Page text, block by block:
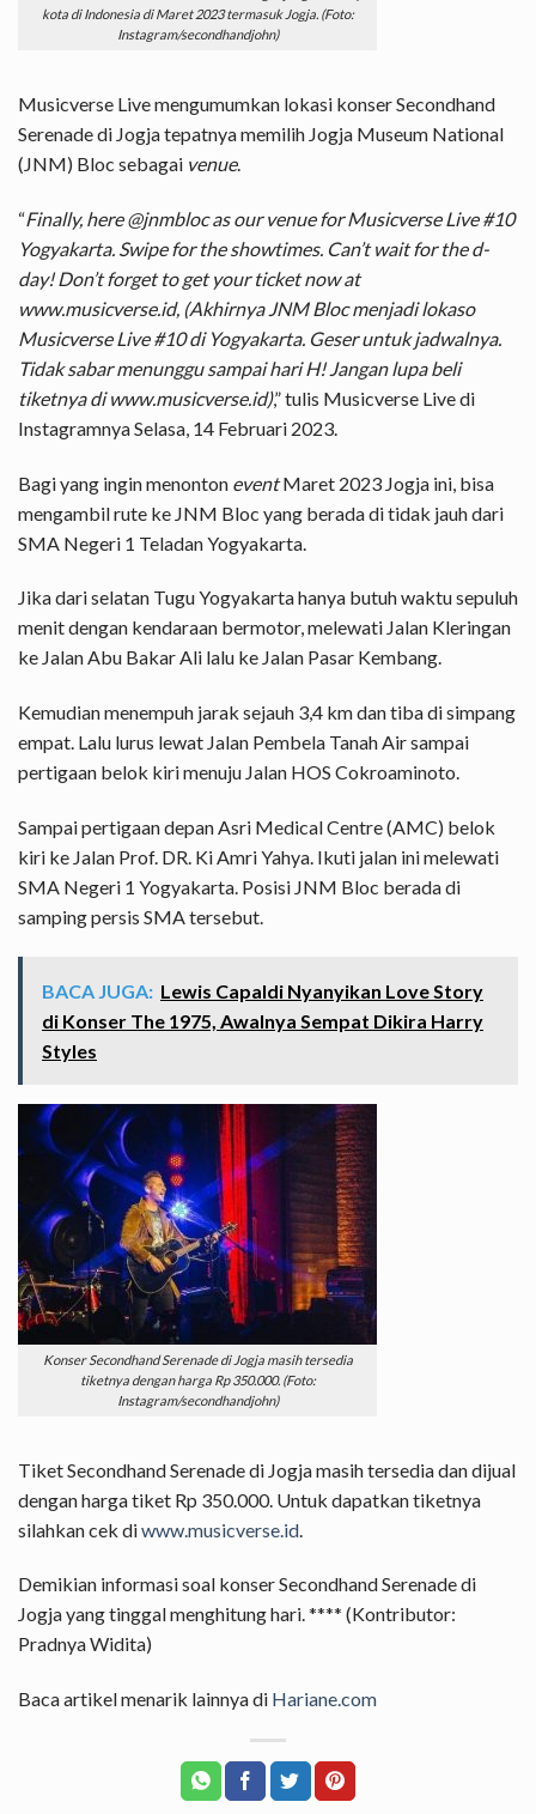
kota di Indonesia di Maret 2023 termasuk Jogja. (Foto:
Instagram/secondhandjohn)
Musicverse Live mengumumkan lokasi konser Secondhand
Serenade di Jogja tepatnya memilih Jogja Museum National
(JNM) Bloc sebagai venue.
“Finally, here @jnmbloc as our venue for Musicverse Live #10
Yogyakarta. Swipe for the showtimes. Can’t wait for the d-
day! Don’t forget to get your ticket now at
www.musicverse.id, (Akhirnya JNM Bloc menjadi lokaso
Musicverse Live #10 di Yogyakarta. Geser untuk jadwalnya.
Tidak sabar menunggu sampai hari H! Jangan lupa beli
tiketnya di www.musicverse.id),” tulis Musicverse Live di
Instagramnya Selasa, 14 Februari 2023.
Bagi yang ingin menonton eventMaret 2023 Jogja ini, bisa
mengambil rute ke JNM Bloc yang berada di tidak jauh dari
SMA Negeri 1 Teladan Yogyakarta.
Jika dari selatan Tugu Yogyakarta hanya butuh waktu sepuluh
menit dengan kendaraan bermotor, melewati Jalan Kleringan
ke Jalan Abu Bakar Ali lalu ke Jalan Pasar Kembang.
Kemudian menempuh jarak sejauh 3,4 km dan tiba di simpang
empat. Lalu lurus lewat Jalan Pembela Tanah Air sampai
pertigaan belok kiri menuju Jalan HOS Cokroaminoto.
Sampai pertigaan depan Asri Medical Centre (AMC) belok
kiri ke Jalan Prof. DR. Ki Amri Yahya. Ikuti jalan ini melewati
SMA Negeri 1 Yogyakarta. Posisi JNM Bloc berada di
samping persis SMA tersebut.
BACA JUGA: Lewis Capaldi Nyanyikan Love Story
di Konser The 1975, Awalnya Sempat Dikira Harry
Styles
Konser Secondhand Serenade di Jogja masih tersedia
tiketnya dengan harga Rp 350.000. (Foto:
Instagram/secondhandjohn)
Tiket Secondhand Serenade di Jogja masih tersedia dan dijual
dengan harga tiket Rp 350.000. Untuk dapatkan tiketnya
silahkan cek diwww.musicverse.id
Demikian informasi soal konser Secondhand Serenade di
Jogja yang tinggal menghitung hari. **** (Kontributor:
Pradnya Widita)
Baca artikel menarik lainnya di Hariane.com